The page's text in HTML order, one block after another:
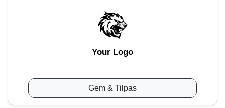
Your Logo
Gem & Tilpas